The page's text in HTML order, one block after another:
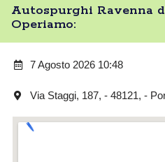
Autospurghi Ravenna
Operiamo:
7 Agosto 2026 10:48
Via Staggi, 187, - 48121, -